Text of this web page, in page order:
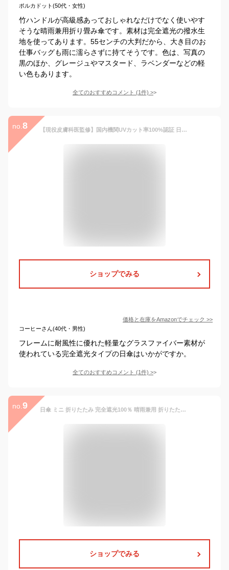
ポルカドット(50代・女性)
竹ハンドルが高級感あっておしゃれなだけでなく使いやす
そうな晴雨兼用折り畳み傘です。素材は完全遮光の撥水生
地を使ってあります。55センチの大判だから、大き目のお
仕事バッグも雨に濡らさずに持てそうです。色は、写真の
黒のほか、グレージュやマスタード、ラベンダーなどの軽
い色もあります。
全てのおすすめコメント (1件) >
no. 8 【現役皮膚科医監修】国内機関UVカット率100%認証 日傘 完全遮光 折りたたみ傘 ワンタッチ自動開閉 晴雨兼用 レディース 男女兼用 (クリアホワイト)【ザクラシックトーキョー】
ショップでみる
価格と在庫をAmazonでチェック >>
コーヒーさん(40代・男性)
フレームに耐風性に優れた軽量なグラスファイバー素材が
使われている完全遮光タイプの日傘はいかがですか。
全てのおすすめコメント (1件) >
no. 9 日傘 ミニ 折りたたみ 完全遮光100％ 晴雨兼用 折りたたみ傘 6段 折り畳み傘 軽量 UVカット コンパクト レディース 紫外線カット99％ 遮熱 ひんやり 撥水加工 持ち運びやすい 日焼け対策 真夏対策 熱中症対策 ギフ
ショップでみる